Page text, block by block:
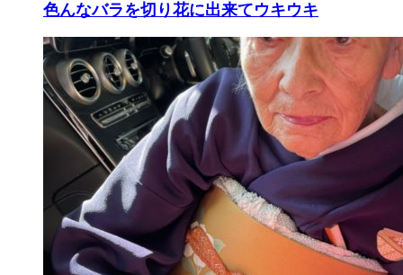
色んなバラを切り花に出来てウキウキ